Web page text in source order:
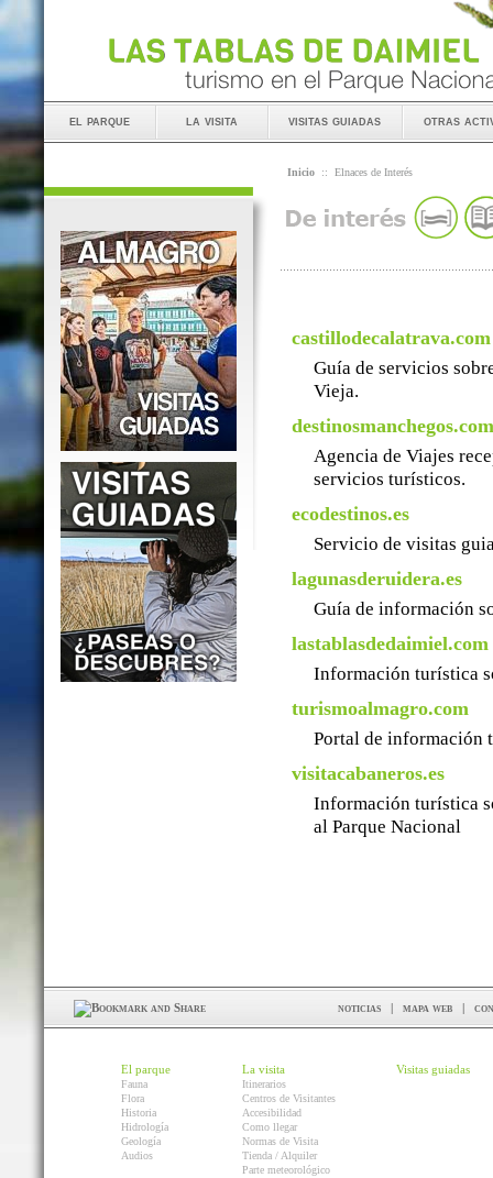
el parque la visita visitas guiadas otras
Inicio :: Elnaces de Interés
castillodecalatrava.com
Guía de servicios
Vieja.
destinosmanchegos.com
Agencia de Viajes
servicios turísticos.
ecodestinos.es
Servicio de visitas
lagunasderuidera.es
Guía de información
lastablasdedaimiel.com
Información turística
turismoalmagro.com
Portal de información
visitacabaneros.es
Información turística
al Parque Nacional
noticias | mapa web |
El parque
Fauna
Flora
Historia
Hidrología
Geología
Audios
La visita
Itinerarios
Centros de Visitantes
Accesibilidad
Como llegar
Normas de Visita
Tienda / Alquiler
Parte meteorológico
Visitas guiadas